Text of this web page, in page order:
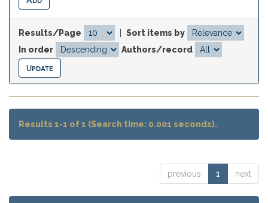
Results/Page
Sort items by
In order
Authors/record
Results 1-1 of 1 (Search time: 0.001 seconds).
previous 1 next